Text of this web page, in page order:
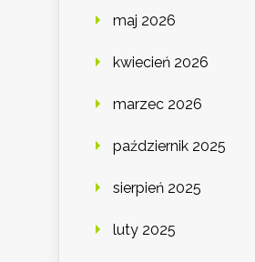
maj 2026
kwiecień 2026
marzec 2026
październik 2025
sierpień 2025
luty 2025